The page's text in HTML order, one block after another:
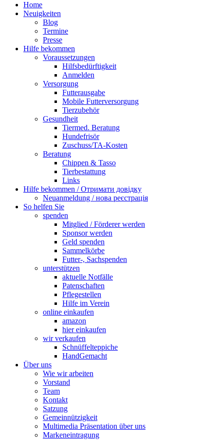
Home
Neuigkeiten
Blog
Termine
Presse
Hilfe bekommen
Voraussetzungen
Hilfsbedürftigkeit
Anmelden
Versorgung
Futterausgabe
Mobile Futterversorgung
Tierzubehör
Gesundheit
Tiermed. Beratung
Hundefrisör
Zuschuss/TA-Kosten
Beratung
Chippen & Tasso
Tierbestattung
Links
Hilfe bekommen / Отримати довідку
Neuanmeldung / нова реєстрація
So helfen Sie
spenden
Mitglied / Förderer werden
Sponsor werden
Geld spenden
Sammelkörbe
Futter-, Sachspenden
unterstützen
aktuelle Notfälle
Patenschaften
Pflegestellen
Hilfe im Verein
online einkaufen
amazon
hier einkaufen
wir verkaufen
Schnüffelteppiche
HandGemacht
Über uns
Wie wir arbeiten
Vorstand
Team
Kontakt
Satzung
Gemeinnützigkeit
Multimedia Präsentation über uns
Markeneintragung